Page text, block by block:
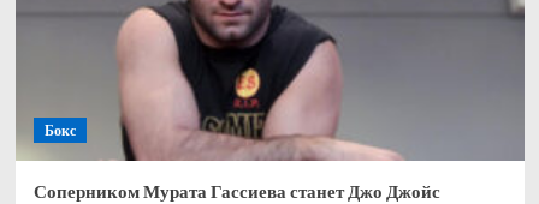
Бокс
Соперником Мурата Гассиева станет Джо Джойс